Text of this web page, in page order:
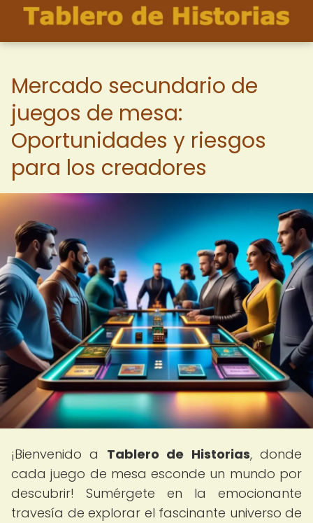
Mercado secundario de
juegos de mesa:
Oportunidades y riesgos
para los creadores
¡Bienvenido a Tablero de Historias, donde
cada juego de mesa esconde un mundo por
descubrir! Sumérgete en la emocionante
travesía de explorar el fascinante universo de